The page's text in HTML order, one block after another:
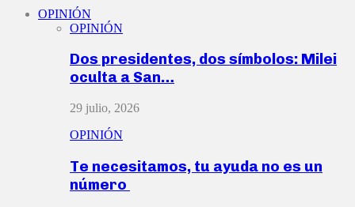
OPINIÓN
OPINIÓN
Dos presidentes, dos símbolos: Milei
oculta a San…
29 julio, 2026
OPINIÓN
Te necesitamos, tu ayuda no es un
número